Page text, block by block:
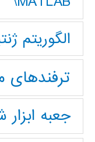
الگوریتم
ترفندهای
جعبه